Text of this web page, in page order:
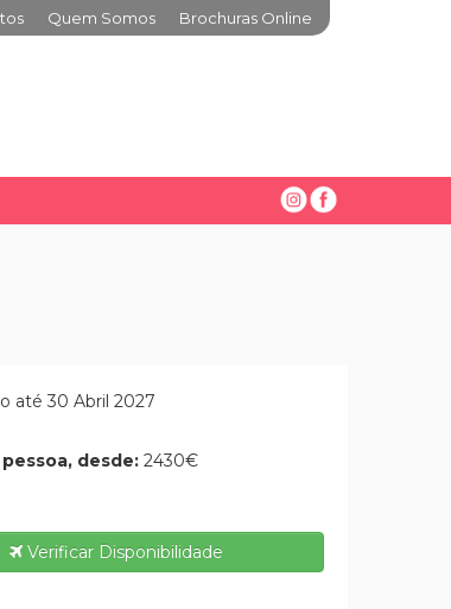
Quem Somos Brochuras Online
até 30 Abril 2027
desde: 2430€
Verificar Disponibilidade